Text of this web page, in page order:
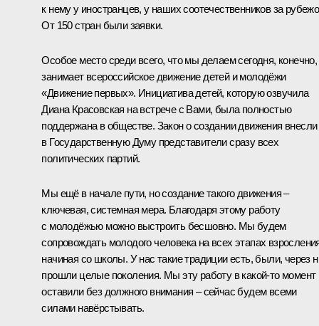
к нему у иностранцев, у наших соотечественников за
От 150 стран были заявки.
Особое место среди всего, что мы делаем сегодня, конечно,
занимает всероссийское движение детей и молодёжи
«Движение первых». Инициатива детей, которую озвучила
Диана Красовская на встрече с Вами, была полностью
поддержана в обществе. Закон о создании движения внесли
в Государственную Думу представители сразу всех
политических партий.
Мы ещё в начале пути, но создание такого движения –
ключевая, системная мера. Благодаря этому работу
с молодёжью можно выстроить бесшовно. Мы будем
сопровождать молодого человека на всех этапах
начиная со школы. У нас такие традиции есть, были, через
прошли целые поколения. Мы эту работу в какой-то момент
оставили без должного внимания – сейчас будем всеми
силами навёрстывать.